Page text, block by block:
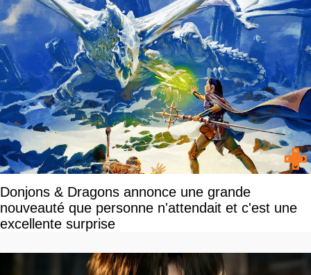
Donjons & Dragons annonce une grande
nouveauté que personne n'attendait et c'est une
excellente surprise